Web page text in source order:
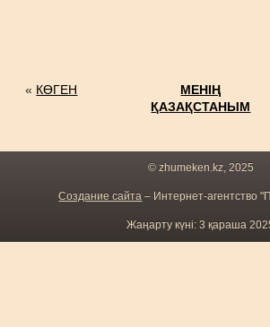
« КӨГЕН
МЕНІҢ
ҚАЗАҚСТАНЫМ
© zhumeken.kz, 2025
Создание сайта – Интернет-агентство
Жаңарту күні: 3 қараша